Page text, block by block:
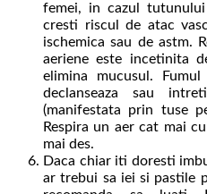
femei, in cazul
cresti riscul de atac
ischemica sau de astm.
aeriene este incetinita
elimina mucusul.
declanseaza sau
(manifestata prin tuse
Respira un aer cat mai
mai des.
Daca chiar iti doresti
ar trebui sa iei si pastile